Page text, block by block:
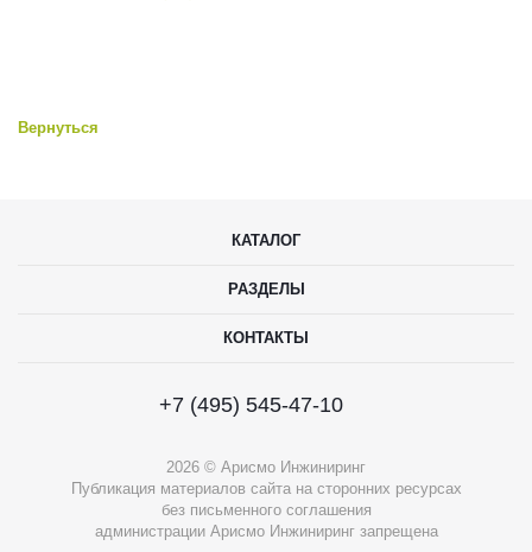
Вернуться
КАТАЛОГ
РАЗДЕЛЫ
КОНТАКТЫ
+7 (495) 545-47-10
2026 © Арисмо Инжиниринг
Публикация материалов сайта на сторонних ресурсах
без письменного соглашения
администрации Арисмо Инжиниринг запрещена